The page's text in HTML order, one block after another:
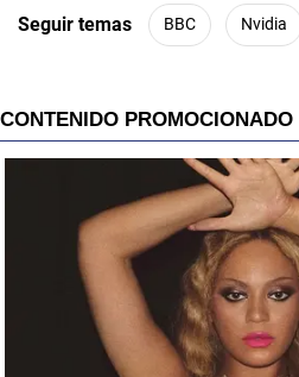
Seguir temas BBC Nvidia